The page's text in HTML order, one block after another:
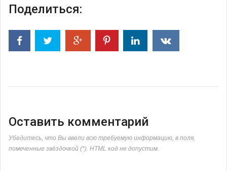
Поделиться:
Оставить комментарий
Убедитесь, что Вы ввели всю требуемую информацию, в поля,
помеченные звёздочкой (*). HTML код не допустим.